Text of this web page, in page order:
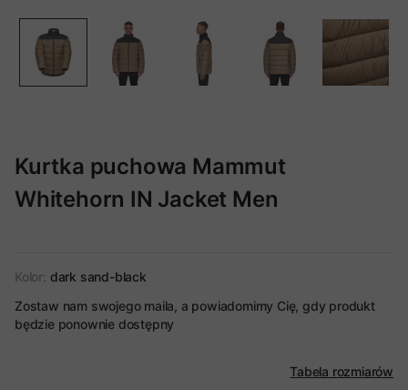
Kurtka puchowa Mammut
Whitehorn IN Jacket Men
Kolor: dark sand-black
Zostaw nam swojego maila, a powiadomimy Cię, gdy produkt
będzie ponownie dostępny
Tabela rozmiarów